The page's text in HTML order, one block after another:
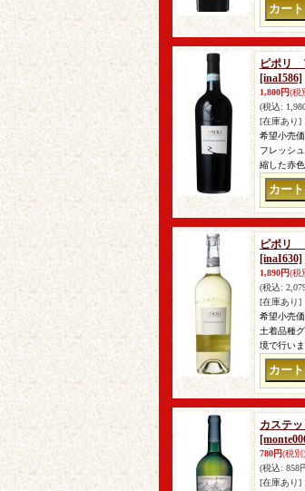
ピポリ
[inaI586]
1,800円(税
(税込:
[在庫あり]
希望小売
フレッシ
縮した赤
ピポリ
[inaI630]
1,890円(税
(税込:
[在庫あり]
希望小売
土着品種
境で行い
カステ
780円(税別)
(税込: 858
[在庫あり]